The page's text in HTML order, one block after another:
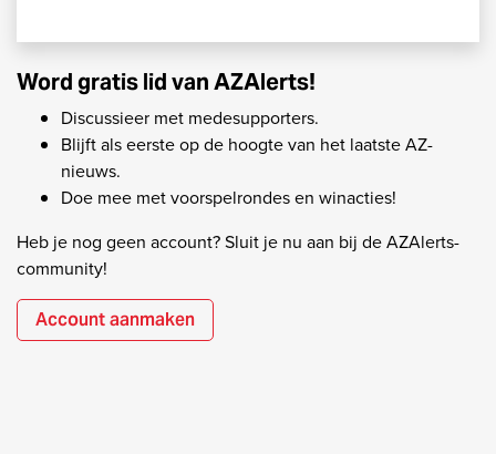
Word gratis lid van AZAlerts!
Discussieer met medesupporters.
Blijft als eerste op de hoogte van het laatste AZ-
nieuws.
Doe mee met voorspelrondes en winacties!
Heb je nog geen account? Sluit je nu aan bij de AZAlerts-
community!
Account aanmaken